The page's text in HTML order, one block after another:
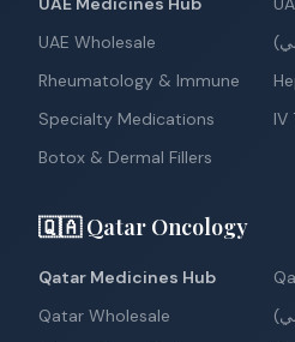
UAE Wholesale
Rheumatology & Immune
Specialty Medications
IV
Botox & Dermal Fillers
🇶🇦 Qatar Oncology
Qatar Medicines Hub
Qatar Wholesale